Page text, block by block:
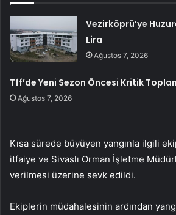
Vezirköprü’ye
Lira
Ağustos 7, 2026
Tff’de Yeni Sezon Öncesi Kritik
Ağustos 7, 2026
Kısa sürede büyüyen yangınla ilgili
itfaiye ve Sivaslı Orman İşletme
verilmesi üzerine sevk edildi.
Ekiplerin müdahalesinin ardından